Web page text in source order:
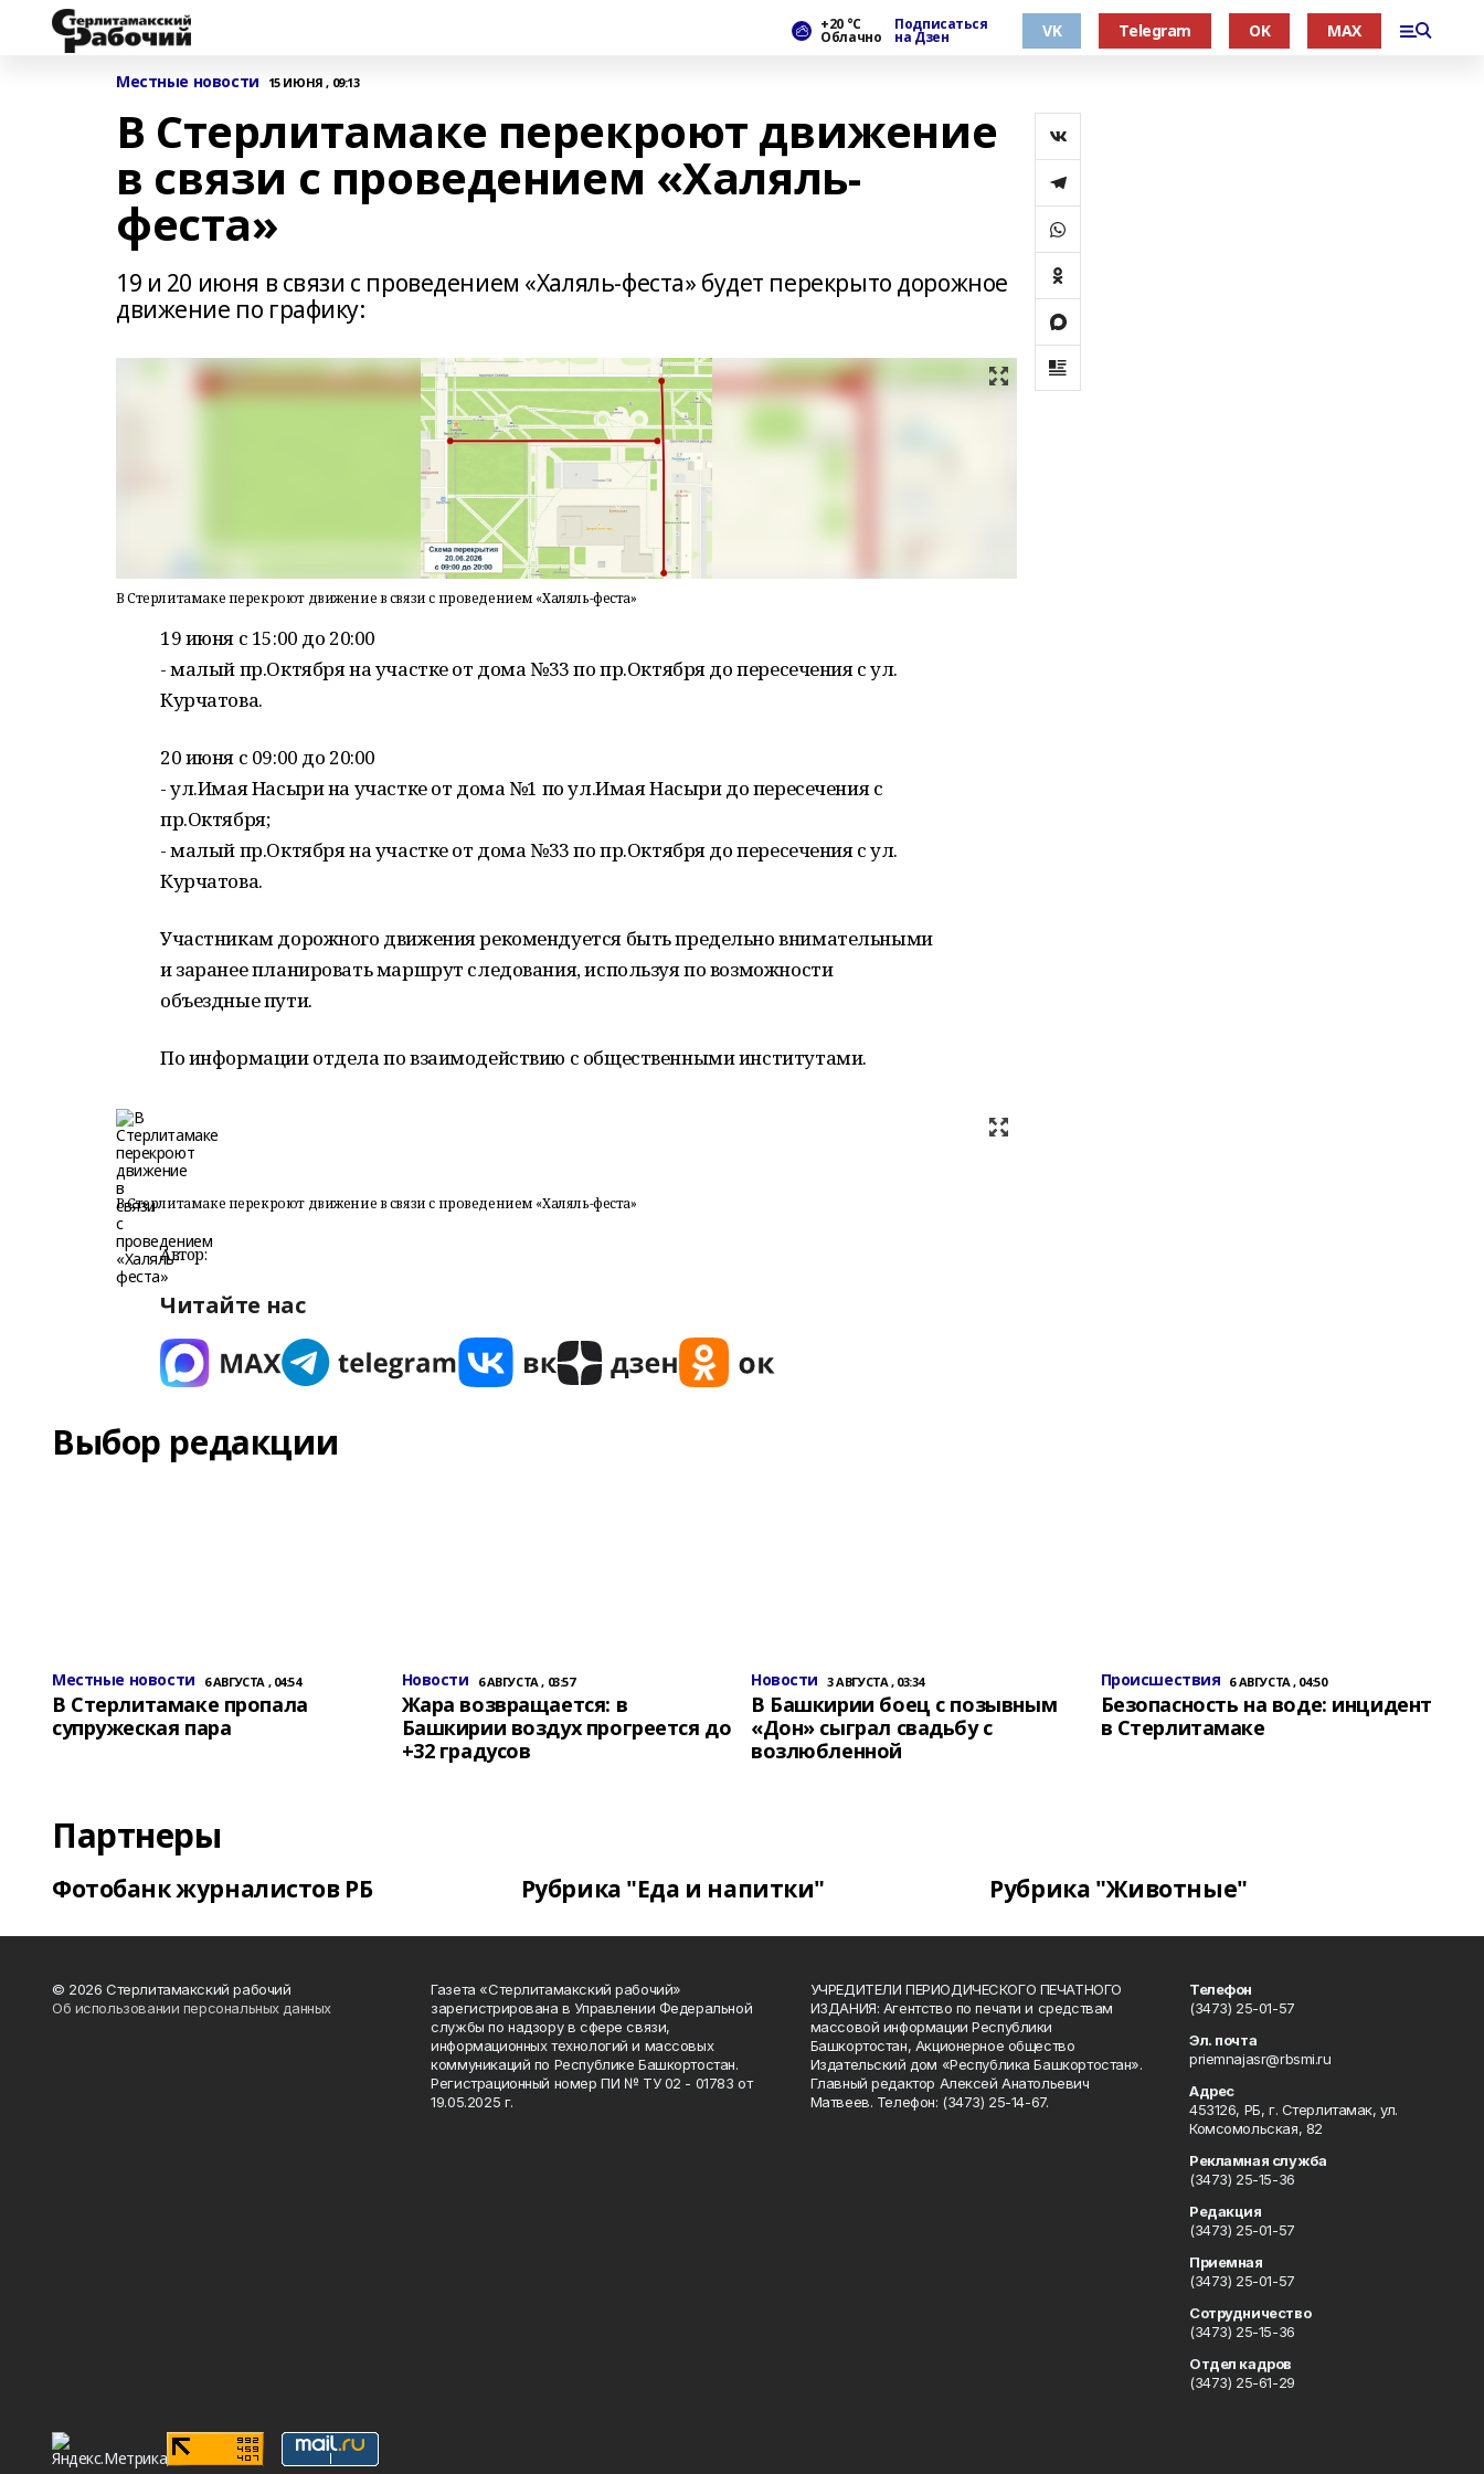
+20 °С
Облачно
Подписаться
на Дзен VK Telegram OK MAX
Местные новости 15 ИЮНЯ , 09:13
В Стерлитамаке перекроют движение
в связи с проведением «Халяль-
феста»
19 и 20 июня в связи с проведением «Халяль-феста» будет перекрыто дорожное
движение по графику:
В Стерлитамаке перекроют движение в связи с проведением «Халяль-феста»
19 июня с 15:00 до 20:00
- малый пр.Октября на участке от дома №33 по пр.Октября до пересечения с ул.
Курчатова.
20 июня с 09:00 до 20:00
- ул.Имая Насыри на участке от дома №1 по ул.Имая Насыри до пересечения с
пр.Октября;
- малый пр.Октября на участке от дома №33 по пр.Октября до пересечения с ул.
Курчатова.
Участникам дорожного движения рекомендуется быть предельно внимательными
и заранее планировать маршрут следования, используя по возможности
объездные пути.
По информации отдела по взаимодействию с общественными институтами.
В Стерлитамаке перекроют движение в связи с проведением «Халяль-феста»
Автор:
Читайте нас
Выбор редакции
Местные новости 6 АВГУСТА , 04:54
В Стерлитамаке пропала
супружеская пара
Новости 6 АВГУСТА , 03:57
Жара возвращается: в
Башкирии воздух прогреется до
+32 градусов
Новости 3 АВГУСТА , 03:34
В Башкирии боец с позывным
«Дон» сыграл свадьбу с
возлюбленной
Происшествия 6 АВГУСТА , 04:50
Безопасность на воде: инцидент
в Стерлитамаке
Партнеры
Фотобанк журналистов РБ Рубрика "Еда и напитки" Рубрика "Животные"
© 2026 Стерлитамакский рабочий
Об использовании персональных данных
Газета «Стерлитамакский рабочий»
зарегистрирована в Управлении Федеральной
службы по надзору в сфере связи,
информационных технологий и массовых
коммуникаций по Республике Башкортостан.
Регистрационный номер ПИ № ТУ 02 - 01783 от
19.05.2025 г.
УЧРЕДИТЕЛИ ПЕРИОДИЧЕСКОГО ПЕЧАТНОГО
ИЗДАНИЯ: Агентство по печати и средствам
массовой информации Республики
Башкортостан, Акционерное общество
Издательский дом «Республика Башкортостан».
Главный редактор Алексей Анатольевич
Матвеев. Телефон: (3473) 25-14-67.
Телефон
(3473) 25-01-57
Эл. почта
priemnajasr@rbsmi.ru
Адрес
453126, РБ, г. Стерлитамак, ул.
Комсомольская, 82
Рекламная служба
(3473) 25-15-36
Редакция
(3473) 25-01-57
Приемная
(3473) 25-01-57
Сотрудничество
(3473) 25-15-36
Отдел кадров
(3473) 25-61-29